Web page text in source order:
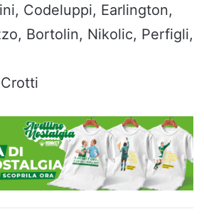
Codeluppi, Earlington,
Bortolin, Nikolic, Perfigli,